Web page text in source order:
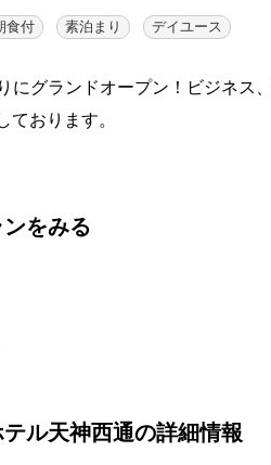
食付 素泊まり デイユース
にグランドオープン！ビジネス
ております。
をみる
ル天神西通の詳細情報